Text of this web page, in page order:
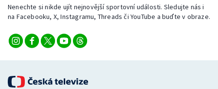
Nenechte si nikde ujít nejnovější sportovní události. Sledujte nás i
na Facebooku, X, Instagramu, Threads či YouTube a buďte v obraze.